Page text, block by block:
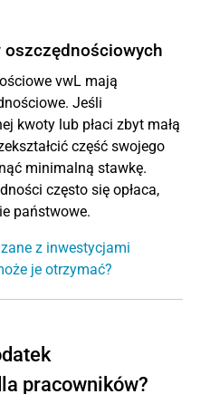
oszczędnościowych
vwL mają
Jeśli
kwoty lub płaci zbyt małą
część swojego
minimalną stawkę.
często się opłaca,
państwowe.
z inwestycjami
je otrzymać?
pracowników?